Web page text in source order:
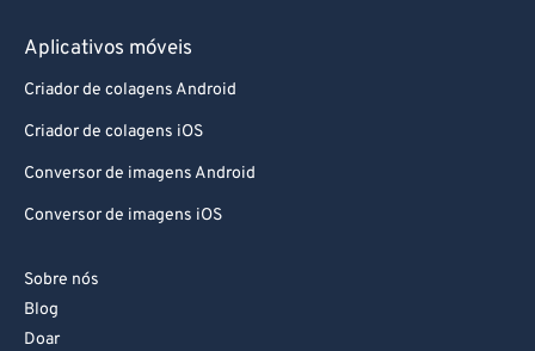
Aplicativos móveis
Criador de colagens Android
Criador de colagens iOS
Conversor de imagens Android
Conversor de imagens iOS
Sobre nós
Blog
Doar